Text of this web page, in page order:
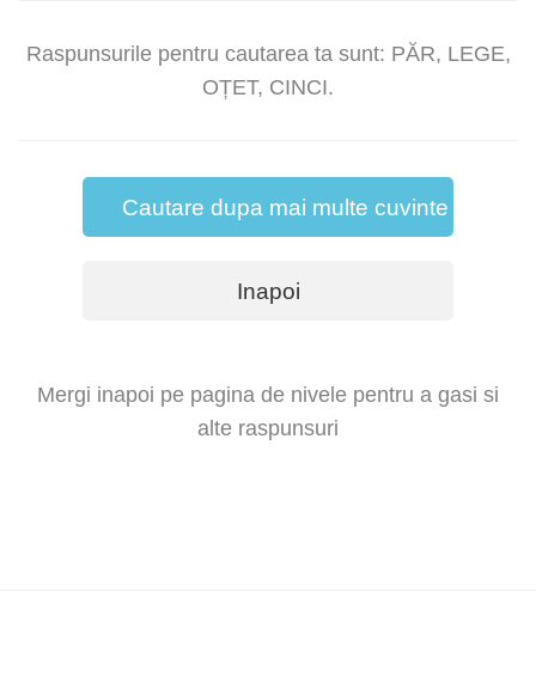
Raspunsurile pentru cautarea ta sunt: PĂR, LEGE,
OȚET, CINCI.
Cautare dupa mai multe cuvinte
Inapoi
Mergi inapoi pe pagina de nivele pentru a gasi si
alte raspunsuri